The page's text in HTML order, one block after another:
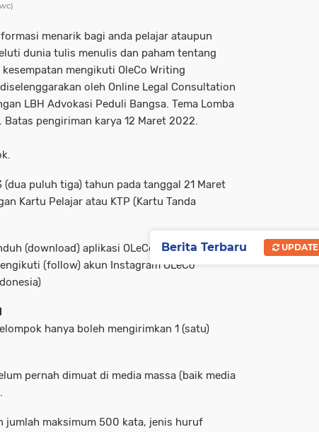
menarik bagi anda pelajar ataupun
dunia tulis menulis dan paham tentang
mengikuti OleCo Writing
oleh Online Legal Consultation
LBH Advokasi Peduli Bangsa. Tema Lomba
Batas pengiriman karya 12 Maret 2022.
(dua puluh tiga) tahun pada tanggal 21 Maret
Kartu Pelajar atau KTP (Kartu Tanda
(download) aplikasi OLeCo di Play Store
(follow) akun Instagram OLeCo
hanya boleh mengirimkan 1 (satu)
pernah dimuat di media massa (baik media
jumlah maksimum 500 kata, jenis huruf
Berita Terbaru UPDATE